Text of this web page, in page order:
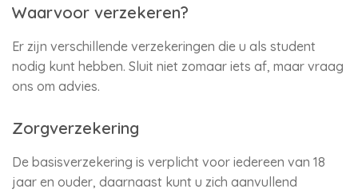
Waarvoor verzekeren?
Er zijn verschillende verzekeringen die u als student
nodig kunt hebben. Sluit niet zomaar iets af, maar vraag
ons om advies.
Zorgverzekering
De basisverzekering is verplicht voor iedereen van 18
jaar en ouder, daarnaast kunt u zich aanvullend